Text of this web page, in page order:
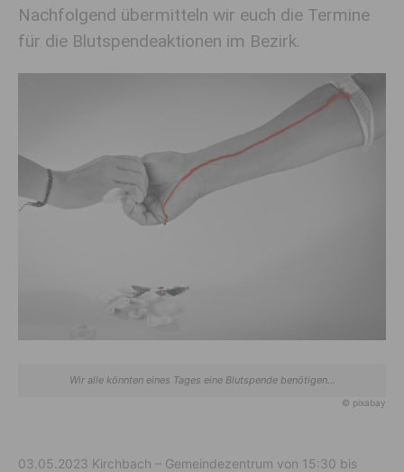
Nachfolgend übermitteln wir euch die Termine
für die Blutspendeaktionen im Bezirk.
Wir alle könnten eines Tages eine Blutspende benötigen...
© pixabay
03.05.2023 Kirchbach – Gemeindezentrum von 15:30 bis